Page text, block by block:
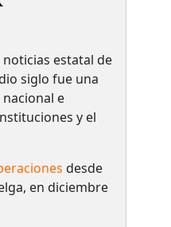
estatal de
siglo fue una
e
y el
desde
en diciembre